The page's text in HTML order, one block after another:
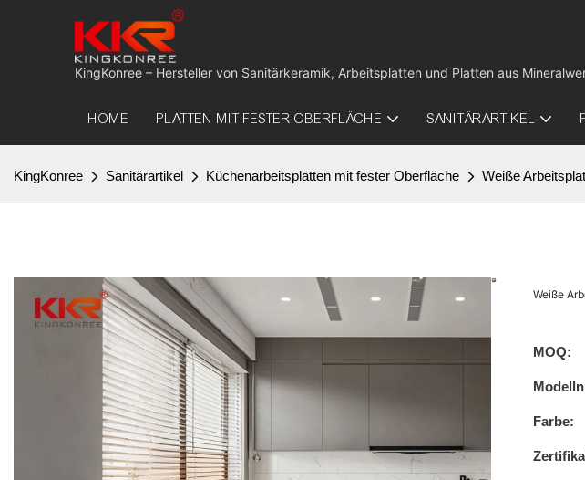
KingKonree – Hersteller von Sanitärkeramik, Arbeitsplatten und Platten aus
HOME PLATTEN MIT FESTER OBERFLÄCHE SANITÄRARTIKEL
KingKonree Sanitärartikel Küchenarbeitsplatten mit fester Oberfläche Weiße
Weiße
MOQ:
Farbe: